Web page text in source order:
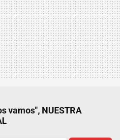
vamos", NUESTRA